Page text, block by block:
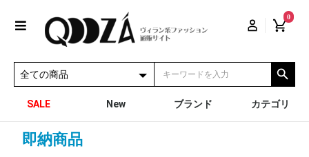
0
SALE New ブランド カテゴリ
即納商品